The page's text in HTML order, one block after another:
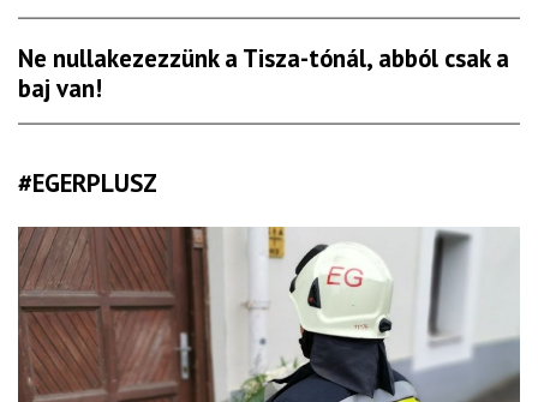
Ne nullakezezzünk a Tisza-tónál, abból csak a
baj van!
#EGERPLUSZ